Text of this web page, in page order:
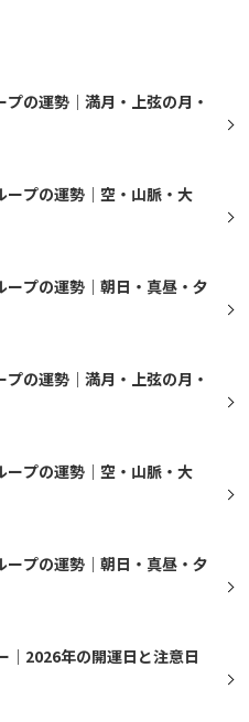
の運勢｜満月・上弦の月・
ープの運勢｜空・山脈・大
ープの運勢｜朝日・真昼・夕
の運勢｜満月・上弦の月・
ープの運勢｜空・山脈・大
ープの運勢｜朝日・真昼・夕
｜2026年の開運日と注意日